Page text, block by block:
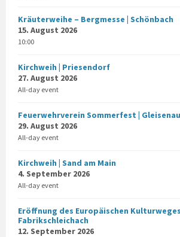
Kräuterweihe – Bergmesse | Schönbach
15. August 2026
10:00
Kirchweih | Priesendorf
27. August 2026
All-day event
Feuerwehrverein Sommerfest | Gleisenau
29. August 2026
All-day event
Kirchweih | Sand am Main
4. September 2026
All-day event
Eröffnung des Europäischen
Fabrikschleichach
12. September 2026